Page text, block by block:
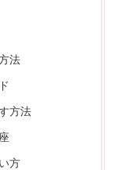
法
方法
方